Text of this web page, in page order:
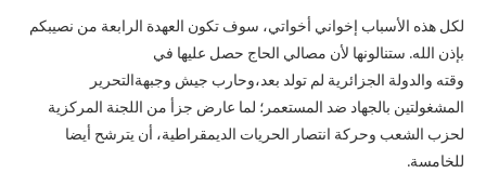
لكل هذه الأسباب إخواني أخواتي، سوف تكون العهدة الرابعة من نصيبكم
بإذن الله. ستنالونها لأن مصالي الحاج حصل عليها في
وقته والدولة الجزائرية لم تولد بعد،وحارب جيش وجبهةالتحرير
المشغولتين بالجهاد ضد المستعمر؛ لما عارض جزأ من اللجنة المركزية
لحزب الشعب وحركة انتصار الحريات الديمقراطية، أن يترشح أيضا
للخامسة.